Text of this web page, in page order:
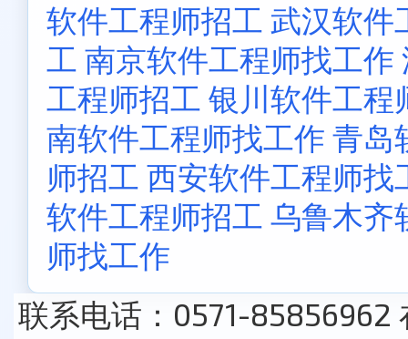
软件工程师招工 武汉软件
工 南京软件工程师找工作
工程师招工 银川软件工程
南软件工程师找工作 青岛
师招工 西安软件工程师找
软件工程师招工 乌鲁木齐
师找工作
联系电话：0571-85856962